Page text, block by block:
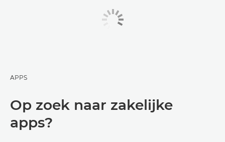
APPS
Op zoek naar zakelijke
apps?